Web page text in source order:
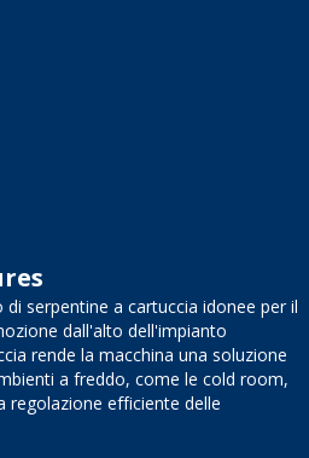
di serpentine a cartuccia idonee per il
dall'alto dell'impianto
rende la macchina una soluzione
a freddo, come le cold room,
regolazione efficiente delle